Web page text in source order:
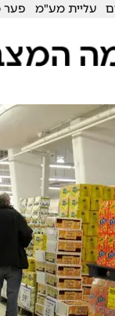
עליית מע"מ פער